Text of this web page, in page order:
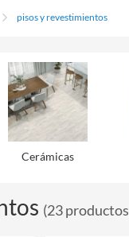
pisos y revestimientos
Cerámicas
(23productos